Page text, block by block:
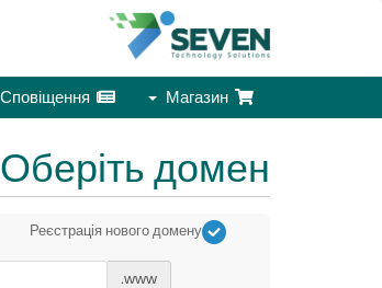
Оберіть домен...
Реєстрація нового домену
www.